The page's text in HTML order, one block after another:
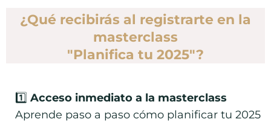
¿Qué recibirás al registrarte en la
masterclass
"Planifica tu 2025"?
1️⃣ Acceso inmediato a la masterclass
Aprende paso a paso cómo planificar tu 2025